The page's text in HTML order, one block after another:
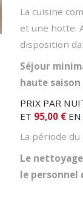
La cuisine
et une hotte.
disposition
Séjour
haute saison
PRIX PAR
ET 95,00 €
La période
Le
le personnel